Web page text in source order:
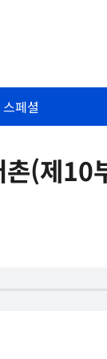
스페셜
촌(제10